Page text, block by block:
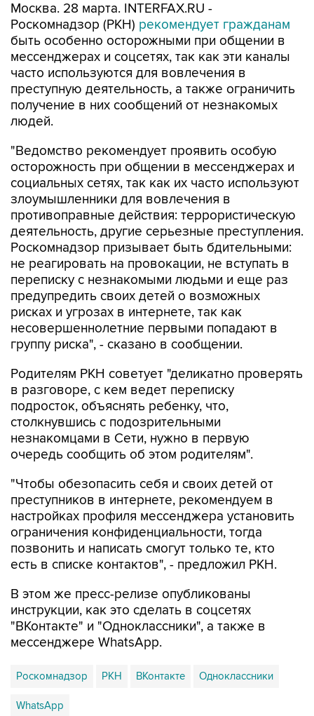
Москва. 28 марта. INTERFAX.RU -
Роскомнадзор (РКН) рекомендует гражданам
быть особенно осторожными при общении в
мессенджерах и соцсетях, так как эти каналы
часто используются для вовлечения в
преступную деятельность, а также ограничить
получение в них сообщений от незнакомых
людей.
"Ведомство рекомендует проявить особую
осторожность при общении в мессенджерах и
социальных сетях, так как их часто используют
злоумышленники для вовлечения в
противоправные действия: террористическую
деятельность, другие серьезные преступления.
Роскомнадзор призывает быть бдительными:
не реагировать на провокации, не вступать в
переписку с незнакомыми людьми и еще раз
предупредить своих детей о возможных
рисках и угрозах в интернете, так как
несовершеннолетние первыми попадают в
группу риска", - сказано в сообщении.
Родителям РКН советует "деликатно проверять
в разговоре, с кем ведет переписку
подросток, объяснять ребенку, что,
столкнувшись с подозрительными
незнакомцами в Сети, нужно в первую
очередь сообщить об этом родителям".
"Чтобы обезопасить себя и своих детей от
преступников в интернете, рекомендуем в
настройках профиля мессенджера установить
ограничения конфиденциальности, тогда
позвонить и написать смогут только те, кто
есть в списке контактов", - предложил РКН.
В этом же пресс-релизе опубликованы
инструкции, как это сделать в соцсетях
"ВКонтакте" и "Одноклассники", а также в
мессенджере WhatsApp.
Роскомнадзор РКН ВКонтакте Одноклассники
WhatsApp